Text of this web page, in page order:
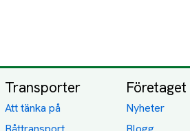
Transporter
Att tänka på
Företaget
Nyheter